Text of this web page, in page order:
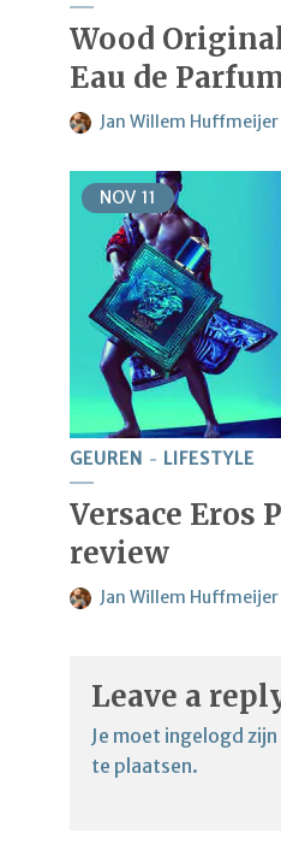
Wood
Eau de
Jan Willem Huffmeijer
NOV 11
GEUREN LIFESTYLE
Versace Eros
review
Jan Willem Huffmeijer
Leave a
Je moet ingelogd zijn
te plaatsen.